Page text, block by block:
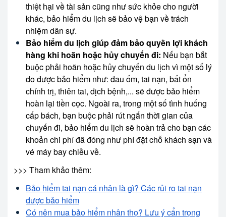
thiệt hại về tài sản cũng như sức khỏe cho người
khác, bảo hiểm du lịch sẽ bảo vệ bạn về trách
nhiệm dân sự.
Bảo hiểm du lịch giúp đảm bảo quyền lợi khách
hàng khi hoãn hoặc hủy chuyến đi: Nếu bạn bắt
buộc phải hoãn hoặc hủy chuyến du lịch vì một số lý
do được bảo hiểm như: đau ốm, tai nạn, bất ổn
chính trị, thiên tai, dịch bệnh,... sẽ được bảo hiểm
hoàn lại tiền cọc. Ngoài ra, trong một số tình huống
cấp bách, bạn buộc phải rút ngắn thời gian của
chuyến đi, bảo hiểm du lịch sẽ hoàn trả cho bạn các
khoản chi phí đã đóng như phí đặt chỗ khách sạn và
vé máy bay chiều về.
>>> Tham khảo thêm:
Bảo hiểm tai nạn cá nhân là gì? Các rủi ro tai nạn
được bảo hiểm
Có nên mua bảo hiểm nhân thọ? Lưu ý cẩn trọng